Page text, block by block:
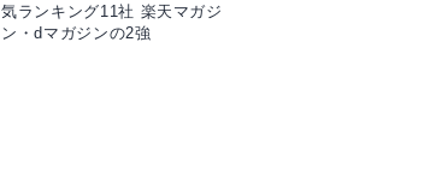
気ランキング11社 楽天マガジ
ン・dマガジンの2強